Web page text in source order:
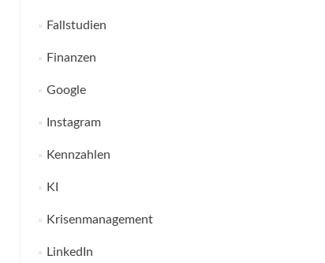
Fallstudien
Finanzen
Google
Instagram
Kennzahlen
KI
Krisenmanagement
LinkedIn